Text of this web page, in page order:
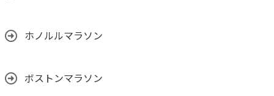
ホノルルマラソン
ボストンマラソン